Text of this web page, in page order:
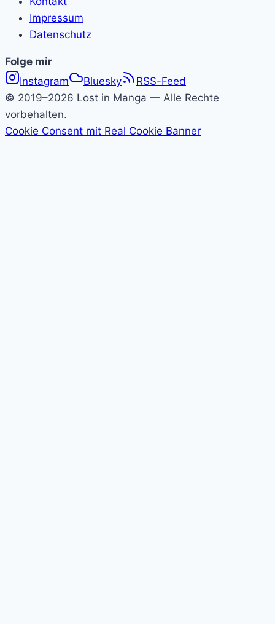
Impressum
Datenschutz
Folge
Lost
in
Manga
Folge mir
Instagram
Bluesky
RSS-Feed
© 2019–2026 Lost in Manga — Alle Rechte
vorbehalten.
Cookie Consent mit Real Cookie Banner